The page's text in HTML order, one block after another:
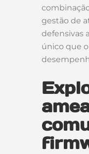
gestão de
defensivas
único que